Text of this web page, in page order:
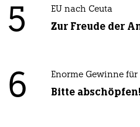
5 EU nach Ceuta
Zur Freude der
6 Enorme Gewinne
Bitte abschöpfen!